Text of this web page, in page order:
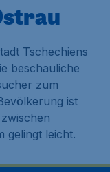
Tschechiens
beschauliche
zum
ist
gelingt leicht.